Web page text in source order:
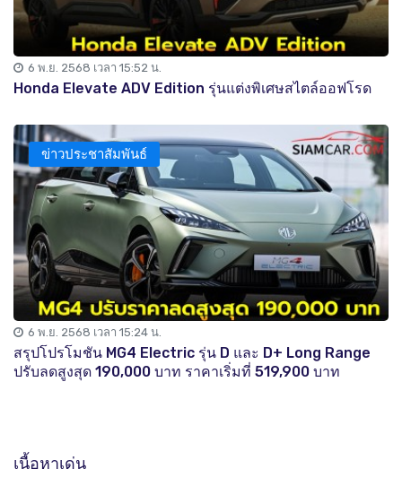
6 พ.ย. 2568 เวลา 15:52 น.
Honda Elevate ADV Edition รุ่นแต่งพิเศษสไตล์ออฟโรด
ข่าวประชาสัมพันธ์
6 พ.ย. 2568 เวลา 15:24 น.
สรุปโปรโมชัน MG4 Electric รุ่น D และ D+ Long Range
ปรับลดสูงสุด 190,000 บาท ราคาเริ่มที่ 519,900 บาท
เนื้อหาเด่น